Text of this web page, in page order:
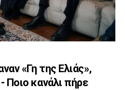
«Γη της Ελιάς»,
Ποιο κανάλι πήρε